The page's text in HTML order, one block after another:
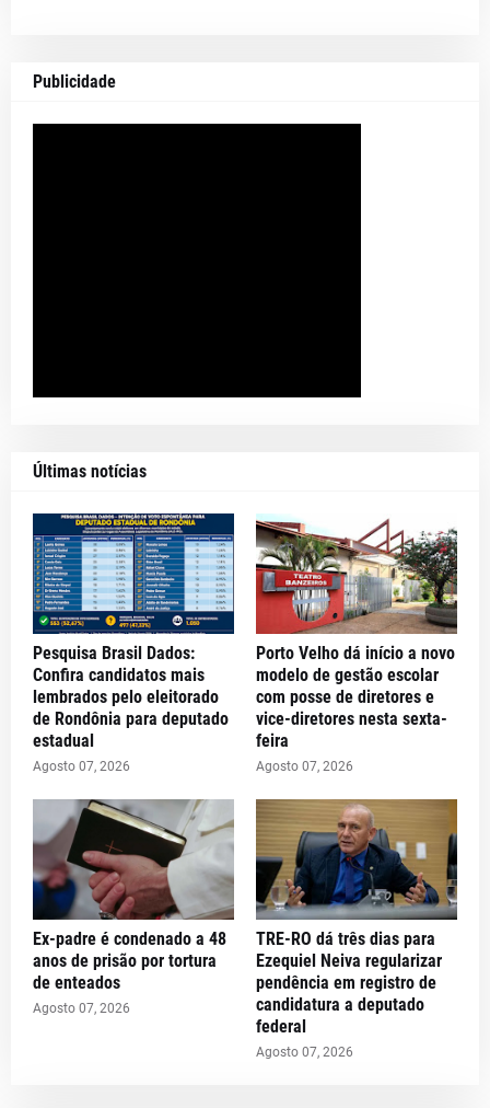
Publicidade
Últimas notícias
Pesquisa Brasil Dados:
Confira candidatos mais
lembrados pelo eleitorado
de Rondônia para deputado
estadual
Agosto 07, 2026
Porto Velho dá início a novo
modelo de gestão escolar
com posse de diretores e
vice-diretores nesta sexta-
feira
Agosto 07, 2026
Ex-padre é condenado a 48
anos de prisão por tortura
de enteados
Agosto 07, 2026
TRE-RO dá três dias para
Ezequiel Neiva regularizar
pendência em registro de
candidatura a deputado
federal
Agosto 07, 2026